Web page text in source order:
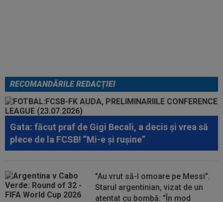
RECOMANDĂRILE REDACȚIEI
Gata: făcut praf de Gigi Becali, a decis și vrea să
plece de la FCSB! ”Mi-e și rușine”
”Au vrut să-l omoare pe Messi”.
Starul argentinian, vizat de un
atentat cu bombă: ”În mod